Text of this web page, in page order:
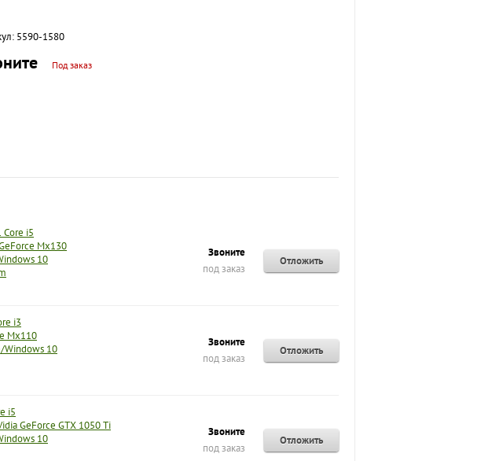
5590-1580
Под заказ
Core i5
Mx130
10
Звоните
под заказ
Отложить
i3
Mx110
Windows 10
Звоните
под заказ
Отложить
i5
GeForce GTX 1050 Ti
10
Звоните
под заказ
Отложить